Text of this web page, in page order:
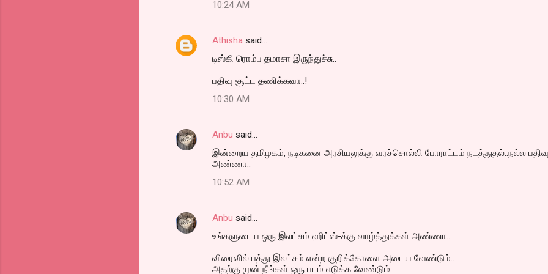
10:24 AM
Athisha said…
டிஸ்கி ரொம்ப தமாசா இருந்துச்சு..
பதிவு சூட்ட தணிக்கவா..!
10:30 AM
Anbu said…
இன்றைய தமிழகம், நடிகனை அரசியலுக்கு வரச்சொல்லி போராட்டம் நடத்துதல்..நல்ல பதிவு
அண்ணா..
10:52 AM
Anbu said…
உங்களுடைய ஒரு இலட்சம் ஹிட்ஸ்-க்கு வாழ்த்துக்கள் அண்ணா..
விரைவில் பத்து இலட்சம் என்ற குறிக்கோளை அடைய வேண்டும்..
அதற்கு முன் நீங்கள் ஒரு படம் எடுக்க வேண்டும்..